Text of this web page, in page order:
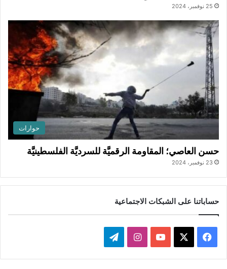
25 نوفمبر، 2024
حوارات
حسن العاصي؛ المقاومة الرقميَّة للسرديَّة الفلسطينيَّة
23 نوفمبر، 2024
حساباتنا على الشبكات الاجتماعية
ي
X
Y
ن
ي